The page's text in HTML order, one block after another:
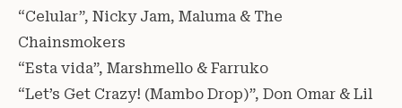
“Celular”, Nicky Jam, Maluma & The
Chainsmokers
“Esta vida”, Marshmello & Farruko
“Let’s Get Crazy! (Mambo Drop)”, Don Omar & Lil